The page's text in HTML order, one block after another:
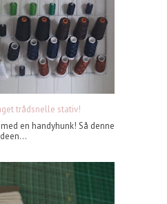
trådsnelle stativ!
en handyhunk! Så denne